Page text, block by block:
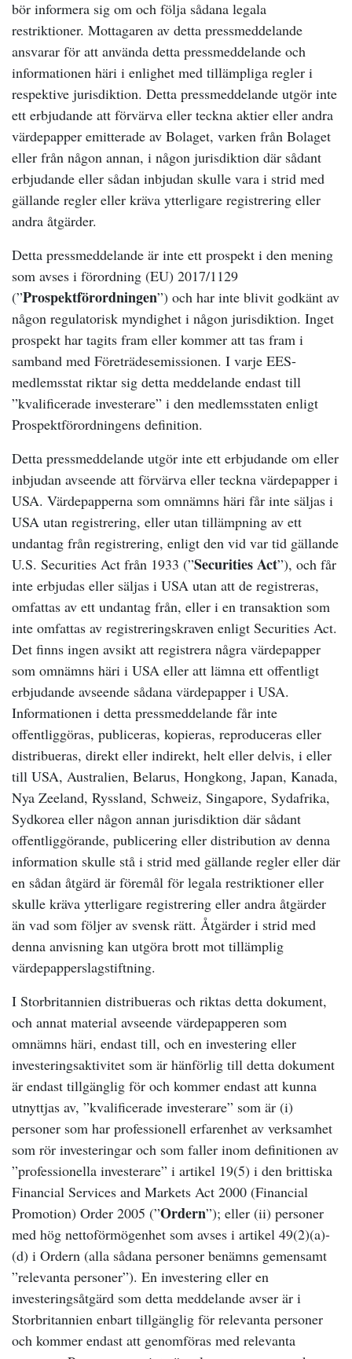
bör informera sig om och följa sådana legala
restriktioner. Mottagaren av detta pressmeddelande
ansvarar för att använda detta pressmeddelande och
informationen häri i enlighet med tillämpliga regler i
respektive jurisdiktion. Detta pressmeddelande utgör inte
ett erbjudande att förvärva eller teckna aktier eller andra
värdepapper emitterade av Bolaget, varken från Bolaget
eller från någon annan, i någon jurisdiktion där sådant
erbjudande eller sådan inbjudan skulle vara i strid med
gällande regler eller kräva ytterligare registrering eller
andra åtgärder.
Detta pressmeddelande är inte ett prospekt i den mening
som avses i förordning (EU) 2017/1129
(”Prospektförordningen”) och har inte blivit godkänt av
någon regulatorisk myndighet i någon jurisdiktion. Inget
prospekt har tagits fram eller kommer att tas fram i
samband med Företrädesemissionen. I varje EES-
medlemsstat riktar sig detta meddelande endast till
”kvalificerade investerare” i den medlemsstaten enligt
Prospektförordningens definition.
Detta pressmeddelande utgör inte ett erbjudande om eller
inbjudan avseende att förvärva eller teckna värdepapper i
USA. Värdepapperna som omnämns häri får inte säljas i
USA utan registrering, eller utan tillämpning av ett
undantag från registrering, enligt den vid var tid gällande
U.S. Securities Act från 1933 (”Securities Act”), och får
inte erbjudas eller säljas i USA utan att de registreras,
omfattas av ett undantag från, eller i en transaktion som
inte omfattas av registreringskraven enligt Securities Act.
Det finns ingen avsikt att registrera några värdepapper
som omnämns häri i USA eller att lämna ett offentligt
erbjudande avseende sådana värdepapper i USA.
Informationen i detta pressmeddelande får inte
offentliggöras, publiceras, kopieras, reproduceras eller
distribueras, direkt eller indirekt, helt eller delvis, i eller
till USA, Australien, Belarus, Hongkong, Japan, Kanada,
Nya Zeeland, Ryssland, Schweiz, Singapore, Sydafrika,
Sydkorea eller någon annan jurisdiktion där sådant
offentliggörande, publicering eller distribution av denna
information skulle stå i strid med gällande regler eller där
en sådan åtgärd är föremål för legala restriktioner eller
skulle kräva ytterligare registrering eller andra åtgärder
än vad som följer av svensk rätt. Åtgärder i strid med
denna anvisning kan utgöra brott mot tillämplig
värdepapperslagstiftning.
I Storbritannien distribueras och riktas detta dokument,
och annat material avseende värdepapperen som
omnämns häri, endast till, och en investering eller
investeringsaktivitet som är hänförlig till detta dokument
är endast tillgänglig för och kommer endast att kunna
utnyttjas av, ”kvalificerade investerare” som är (i)
personer som har professionell erfarenhet av verksamhet
som rör investeringar och som faller inom definitionen av
”professionella investerare” i artikel 19(5) i den brittiska
Financial Services and Markets Act 2000 (Financial
Promotion) Order 2005 (”Ordern”); eller (ii) personer
med hög nettoförmögenhet som avses i artikel 49(2)(a)-
(d) i Ordern (alla sådana personer benämns gemensamt
”relevanta personer”). En investering eller en
investeringsåtgärd som detta meddelande avser är i
Storbritannien enbart tillgänglig för relevanta personer
och kommer endast att genomföras med relevanta